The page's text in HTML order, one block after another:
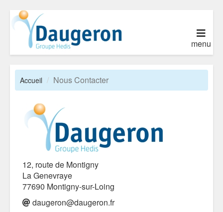
menu
Accueil Nous Contacter
12, route de Montigny
La Genevraye
77690 Montigny-sur-Loing
daugeron@daugeron.fr